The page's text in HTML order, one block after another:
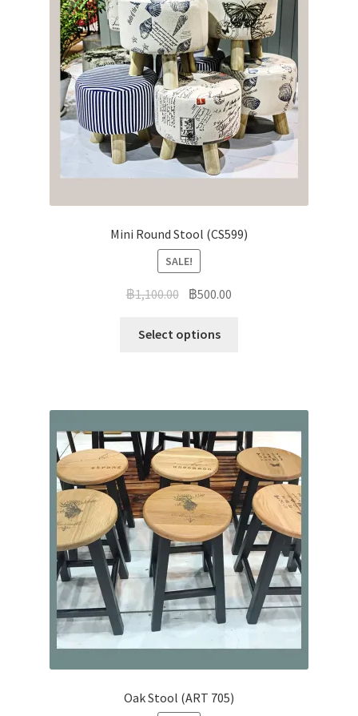
Mini Round Stool (CS599)
SALE!
฿1,100.00 ฿500.00
Select options
Oak Stool (ART 705)